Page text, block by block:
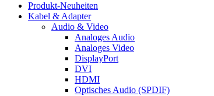
Produkt-Neuheiten
Kabel & Adapter
Audio & Video
Analoges Audio
Analoges Video
DisplayPort
DVI
HDMI
Optisches Audio (SPDIF)